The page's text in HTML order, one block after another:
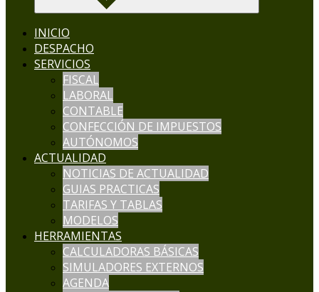
INICIO
DESPACHO
SERVICIOS
FISCAL
LABORAL
CONTABLE
CONFECCIÓN DE IMPUESTOS
AUTÓNOMOS
ACTUALIDAD
NOTICIAS DE ACTUALIDAD
GUIAS PRACTICAS
TARIFAS Y TABLAS
MODELOS
HERRAMIENTAS
CALCULADORAS BÁSICAS
SIMULADORES EXTERNOS
AGENDA